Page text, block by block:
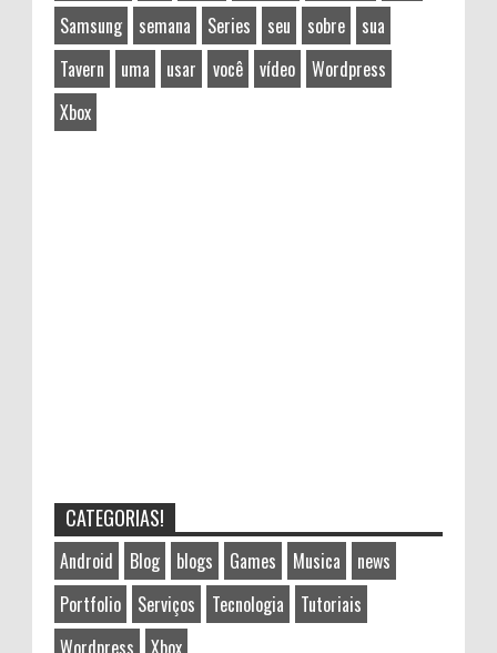
Samsung
semana Series seu sobre
sua
Tavern
uma usar você vídeo
Wordpress
Xbox
CATEGORIAS!
Android Blog blogs Games Musica
news
Portfolio
Serviços Tecnologia
Tutoriais